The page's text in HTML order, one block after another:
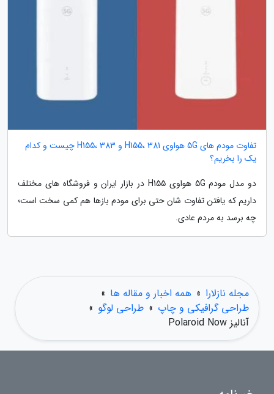
تفاوت مودم های 5G هواوی H155، 381 و H155، 383 چیست و کدام
یک را بخریم؟
دو مدل مودم 5G هواوی H155 در بازار ایران و فروشگاه های مختلف
داریم که یافتن تفاوت شان حتی برای مودم بازها هم کمی سخت است؛
چه برسد به مردم عادی.
مجله نازلارا » همه اخبار و مقاله ها »
طراحی گرافیکی و چاپ » طراحی لوگو »
آنالیز Polaroid Now